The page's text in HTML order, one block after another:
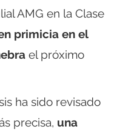
AMG en la Clase
primicia en el
el próximo
ha sido revisado
precisa, una